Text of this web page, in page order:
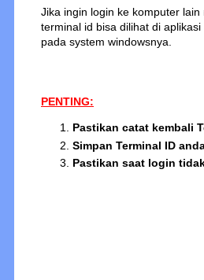
Jika ingin login ke komputer
terminal id bisa dilihat di
pada system windowsnya.
PENTING:
Pastikan catat kembali
Simpan Terminal ID
Pastikan saat login